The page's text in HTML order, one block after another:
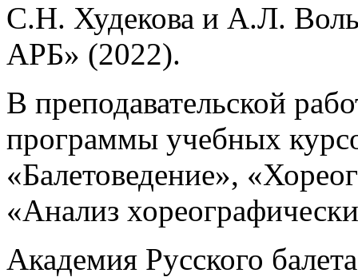
С.Н. Худекова и А.Л.
АРБ» (2022).
В преподавательской
программы учебных
«Балетоведение»,
«Анализ
Академия Русского